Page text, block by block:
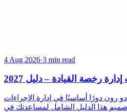
4 Aug 2026·3 min read
رخصة القيادة – دليل 2027
دورًا أساسيًا في إدارة الإجراءات
تصميم هذا الدليل الشامل لمساعدتك في